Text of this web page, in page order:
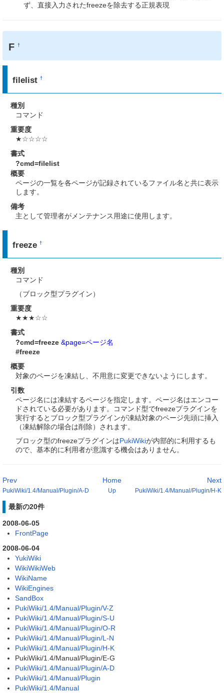
ず、直接入力されたfreezeを除去する正規表現
F†
filelist†
種別
コマンド
重要度
★☆☆☆☆
書式
?cmd=filelist
概要
ページの一覧を各ページが記録されているファイル名と共に表示
します。
備考
主として管理者がメンテナンス用途に使用します。
freeze†
種別
コマンド
（ブロック型プラグイン）
重要度
★★★☆☆
書式
?cmd=freeze &page=ページ名
#freeze
概要
対象のページを凍結し、不用意に変更できないようにします。
引数
ページ名には凍結するページを指定します。ページ名はエンコー
ドされている必要があります。コマンド型でfreezeプラグインを
実行するとブロック型プラグインが凍結対象のページ先頭に挿入
（凍結解除の場合は削除）されます。
ブロック型のfreezeプラグインはPukiWikiが内部的に利用するも
ので、基本的に利用者が意識する機会はありません。
Prev
PukiWiki/1.4/Manual/Plugin/A-D
Next
PukiWiki/1.4/Manual/Plugin/H-K
Home
Up
最新の20件
2008-06-05
FrontPage
2008-06-04
YukiWiki
WikiWikiWeb
WikiName
WikiEngines
SandBox
PukiWiki/1.4/Manual/Plugin/V-Z
PukiWiki/1.4/Manual/Plugin/S-U
PukiWiki/1.4/Manual/Plugin/O-R
PukiWiki/1.4/Manual/Plugin/L-N
PukiWiki/1.4/Manual/Plugin/H-K
PukiWiki/1.4/Manual/Plugin/E-G
PukiWiki/1.4/Manual/Plugin/A-D
PukiWiki/1.4/Manual/Plugin
PukiWiki/1.4/Manual